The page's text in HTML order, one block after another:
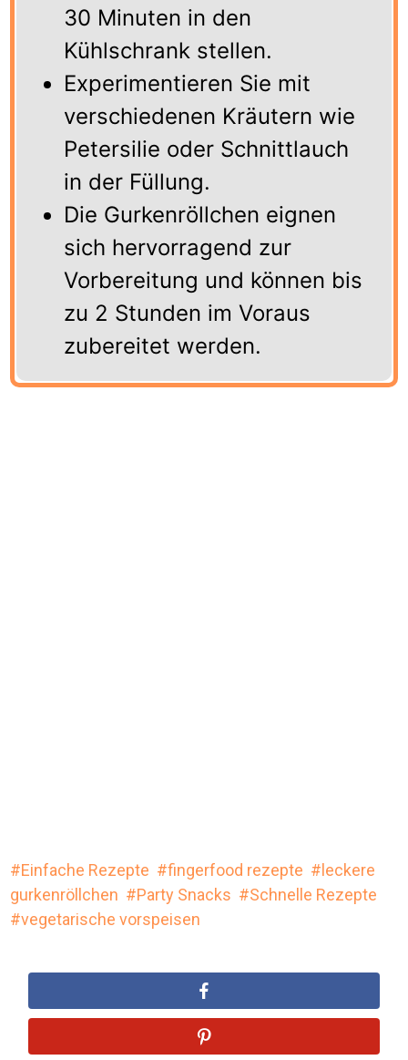
30 Minuten in den
Kühlschrank stellen.
Experimentieren Sie mit
verschiedenen Kräutern wie
Petersilie oder Schnittlauch
in der Füllung.
Die Gurkenröllchen eignen
sich hervorragend zur
Vorbereitung und können bis
zu 2 Stunden im Voraus
zubereitet werden.
Einfache Rezepte fingerfood rezepte
leckere
gurkenröllchen
Party Snacks
Schnelle Rezepte
vegetarische vorspeisen